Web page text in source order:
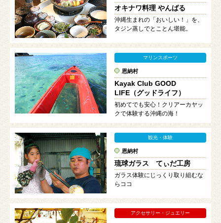
オキナワ料理 やんばる
沖縄生まれの「おいしい！」を、
タジン蒸しでとことん堪能。
マリンスポーツ
恩納村
Kayak Club GOOD
LIFE（グッドライフ）
初めてでも安心！クリアーカヤッ
クで体験する沖縄の海！
観光・体験
恩納村
琉球ガラス てぃだ工房
ガラス体験にじっくり取り組むな
らココ
アクセサリー・ジュエリー